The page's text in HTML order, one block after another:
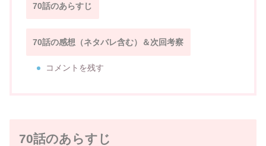
70話のあらすじ
70話の感想（ネタバレ含む）＆次回考察
コメントを残す
70話のあらすじ